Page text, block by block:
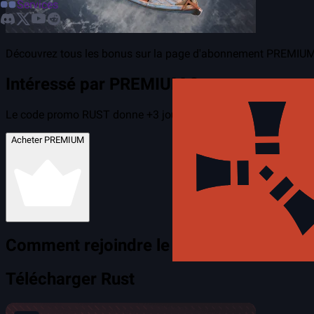
Services
Découvrez tous les bonus sur la page d'abonnement
Intéressé par PREMIUM ?
Le code promo RUST donne +3 jours à l'abonnement
Acheter PREMIUM
Comment rejoindre le serveur ?
Télécharger Rust